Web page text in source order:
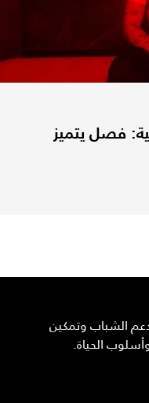
فصل يتميز
الشباب وتمكين
الحياة.